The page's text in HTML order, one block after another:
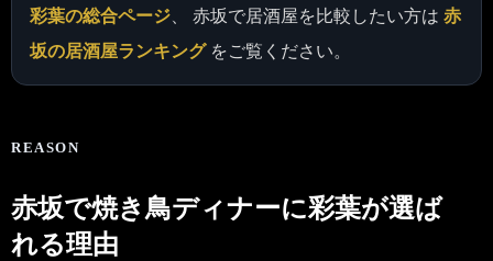
彩葉の総合ページ 、 赤坂で居酒屋を比較したい方は 赤
坂の居酒屋ランキングをご覧ください。
REASON
赤坂で焼き鳥ディナーに彩葉が選ば
れる理由